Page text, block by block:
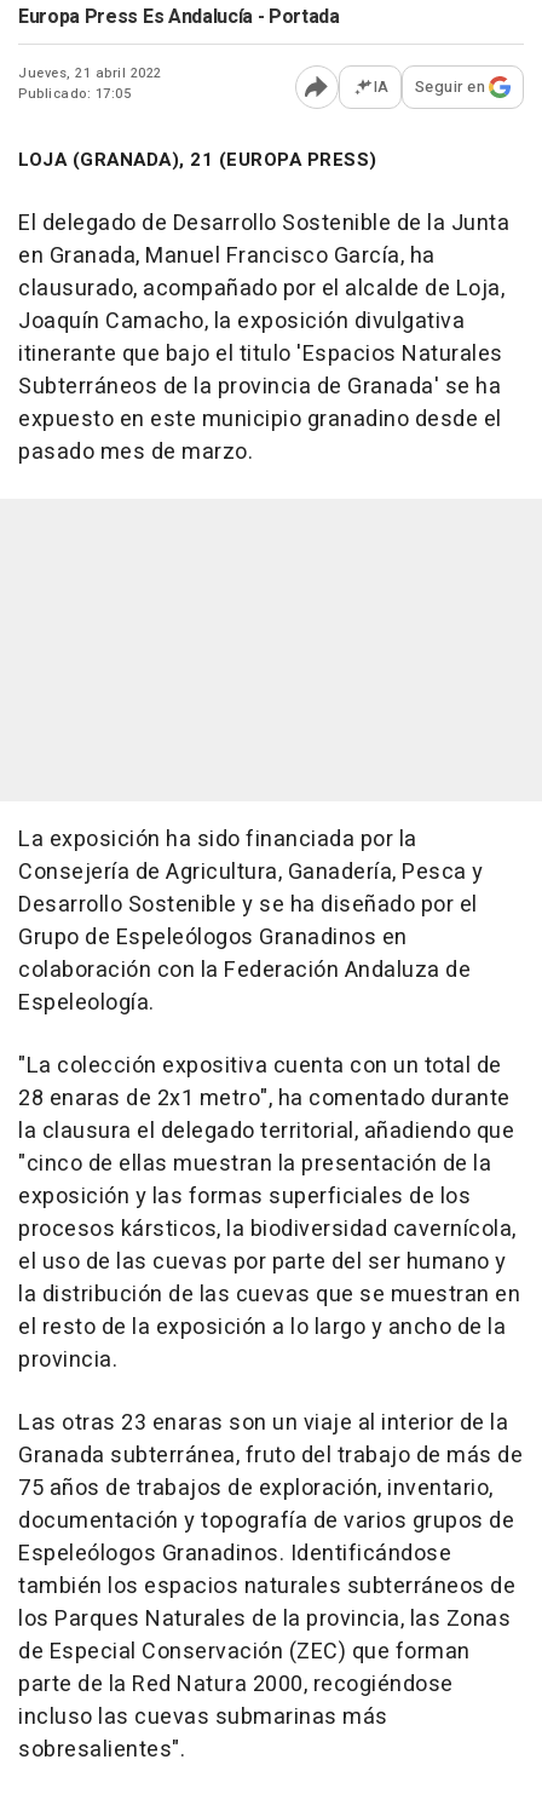
Europa Press Es Andalucía - Portada
Jueves, 21 abril 2022
Publicado: 17:05
Abrir opciones para
IA Seguir en
LOJA (GRANADA), 21 (EUROPA PRESS)
El delegado de Desarrollo Sostenible de la Junta
en Granada, Manuel Francisco García, ha
clausurado, acompañado por el alcalde de Loja,
Joaquín Camacho, la exposición divulgativa
itinerante que bajo el titulo 'Espacios Naturales
Subterráneos de la provincia de Granada' se ha
expuesto en este municipio granadino desde el
pasado mes de marzo.
La exposición ha sido financiada por la
Consejería de Agricultura, Ganadería, Pesca y
Desarrollo Sostenible y se ha diseñado por el
Grupo de Espeleólogos Granadinos en
colaboración con la Federación Andaluza de
Espeleología.
"La colección expositiva cuenta con un total de
28 enaras de 2x1 metro", ha comentado durante
la clausura el delegado territorial, añadiendo que
"cinco de ellas muestran la presentación de la
exposición y las formas superficiales de los
procesos kársticos, la biodiversidad cavernícola,
el uso de las cuevas por parte del ser humano y
la distribución de las cuevas que se muestran en
el resto de la exposición a lo largo y ancho de la
provincia.
Las otras 23 enaras son un viaje al interior de la
Granada subterránea, fruto del trabajo de más de
75 años de trabajos de exploración, inventario,
documentación y topografía de varios grupos de
Espeleólogos Granadinos. Identificándose
también los espacios naturales subterráneos de
los Parques Naturales de la provincia, las Zonas
de Especial Conservación (ZEC) que forman
parte de la Red Natura 2000, recogiéndose
incluso las cuevas submarinas más
sobresalientes".